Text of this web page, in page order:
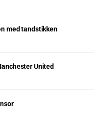
med tandstikken
United